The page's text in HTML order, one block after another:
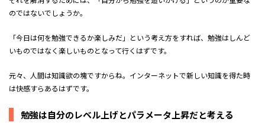
のではないでしょうか。
「今日は何を勉強できるか楽しみだ」という考え方をすれば、勉強はしんど
いものではなく楽しいものとなって行くはずです。
元々、人間は知識欲の塊ですからね。インターネットで新しい知識を得た時
は快感すらあるはずです。
勉強は自分のレベル上げとパラメータ上昇だと考える